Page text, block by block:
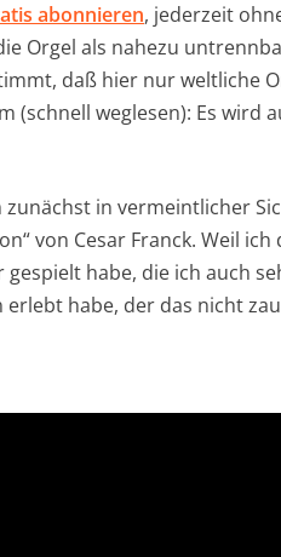
abonnieren, jederzeit
Orgel als nahezu
daß hier nur weltliche
(schnell weglesen): Es wird
in vermeintlicher
von Cesar Franck. Weil
habe, die ich auch
habe, der das nicht